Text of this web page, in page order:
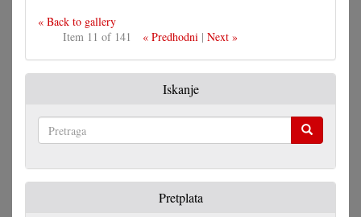
« Back to gallery
Item 11 of 141
« Predhodni| Next »
Iskanje
Pretplata